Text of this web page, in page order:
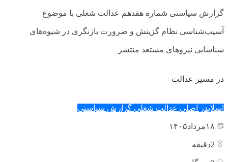
گزارش سیاستی شماره هفدهم عدالت شغلی با موضوع
آسیب‌شناسی نظام گزینش و ضرورت بازنگری در شیوه‌های
شناسایی نیروهای مستعد منتشر
در مسیر عدالت
اسلایدر اصلی عدالت شغلی گزارش سیاستی
مرداد۱۴۰۵
دقیقه